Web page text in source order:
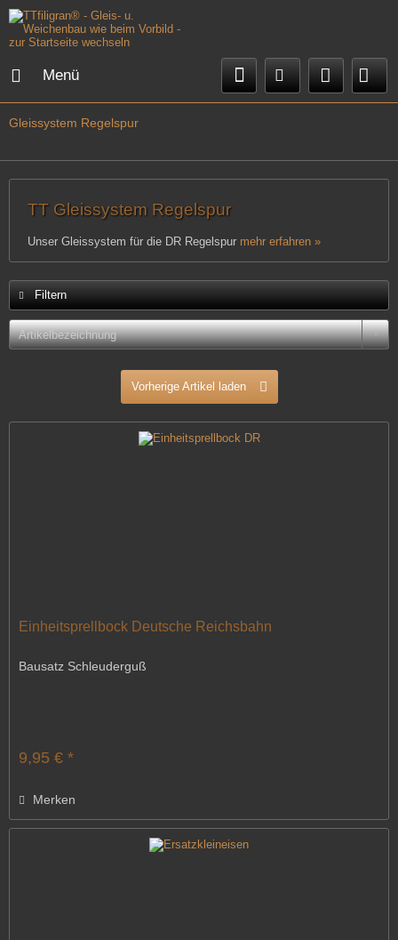
Menü
Gleissystem Regelspur
TT Gleissystem Regelspur
Unser Gleissystem für die DR Regelspur mehr erfahren »
Filtern
Vorherige Artikel laden
Einheitsprellbock Deutsche Reichsbahn
Bausatz Schleuderguß
9,95 € *
Merken